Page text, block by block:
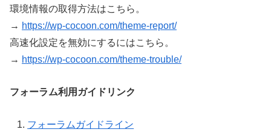
環境情報の取得方法はこちら。
→ https://wp-cocoon.com/theme-report/
高速化設定を無効にするにはこちら。
→ https://wp-cocoon.com/theme-trouble/
フォーラム利用ガイドリンク
フォーラムガイドライン